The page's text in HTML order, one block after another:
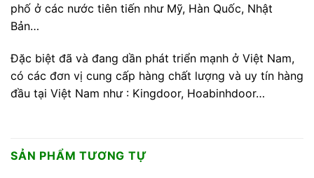
phố ở các nước tiên tiến như Mỹ, Hàn Quốc, Nhật
Bản…
Đặc biệt đã và đang dần phát triển mạnh ở Việt Nam,
có các đơn vị cung cấp hàng chất lượng và uy tín hàng
đầu tại Việt Nam như : Kingdoor, Hoabinhdoor…
SẢN PHẨM TƯƠNG TỰ